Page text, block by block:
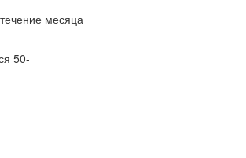
месяца
50-